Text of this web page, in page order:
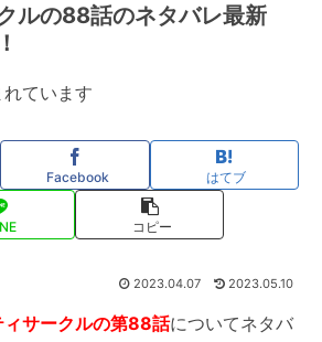
ルの88話のネタバレ最新
ています
Facebook はてブ
コピー
2023.04.07 2023.05.10
ィサークルの第88話についてネタバ